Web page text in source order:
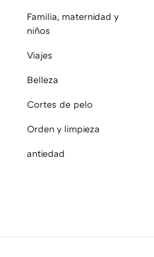
Familia, maternidad y
niños
Viajes
Belleza
Cortes de pelo
Orden y limpieza
antiedad